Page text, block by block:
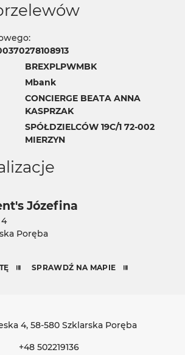
BREXPLPWMBK
Mbank
CONCIERGE BEATA ANNA
KASPRZAK
SPÓŁDZIELCÓW 19C/1 72-002
MIERZYN
Józefina
Poręba
SPRAWDŹ NA MAPIE
4, 58-580 Szklarska Poręba
+48 502219136